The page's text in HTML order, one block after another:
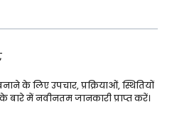
के लिए उपचार, प्रक्रियाओं, स्थितियों
में नवीनतम जानकारी प्राप्त करें।